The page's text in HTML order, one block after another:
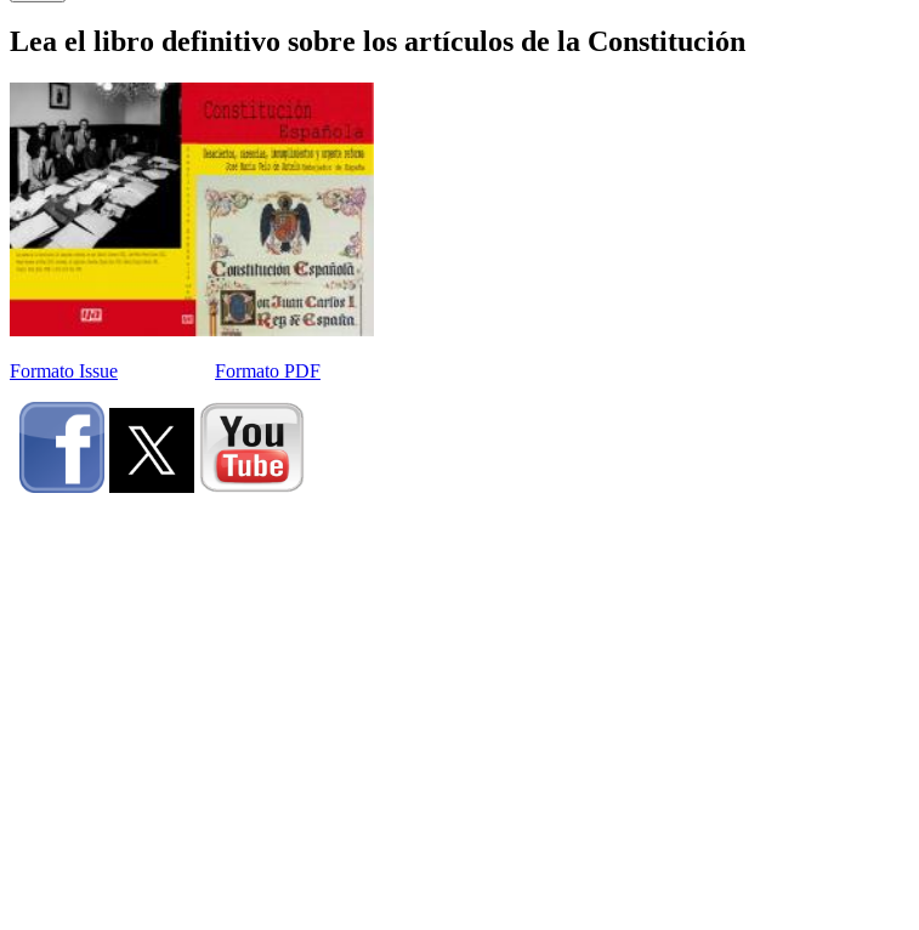
Lea el libro definitivo sobre los artículos de la Constitución
Formato Issue Formato PDF